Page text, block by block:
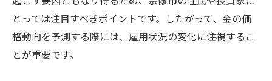
地元企業の雇用政策と金市場の関連
労働市場の変化が金相場に及ぼす影響
雇用の安定性が金購入傾向を左右する理由
とっては注目すべきポイントです。したがって、金の価
格動向を予測する際には、雇用状況の変化に注視するこ
とが重要です。